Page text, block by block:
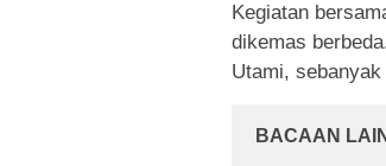
Kegiatan
dikemas
Utami, sebanyak
BACAAN